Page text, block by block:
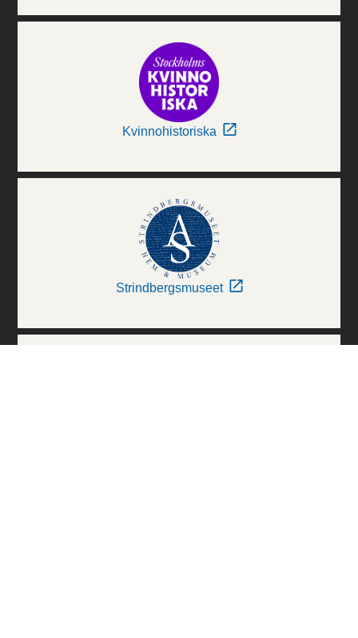
Kvinnohistoriska
Strindbergsmuseet